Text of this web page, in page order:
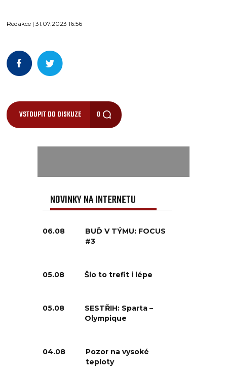
Redakce | 31.07.2023 16:56
VSTOUPIT DO DISKUZE 0
NOVINKY NA INTERNETU
06.08
BUĎ V TÝMU: FOCUS
#3
05.08 Šlo to trefit i lépe
05.08
SESTŘIH: Sparta –
Olympique
04.08
Pozor na vysoké
teploty